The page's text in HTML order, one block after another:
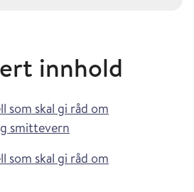
innhold
som skal gi råd om
smittevern
som skal gi råd om